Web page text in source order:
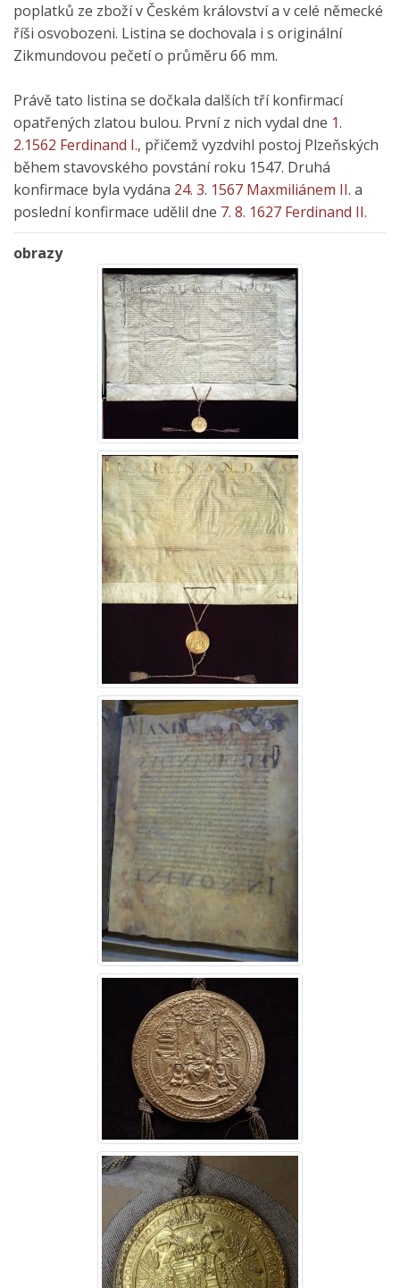
poplatků ze zboží v Českém království a v celé německé
říši osvobozeni. Listina se dochovala i s originální
Zikmundovou pečetí o průměru 66 mm.
Právě tato listina se dočkala dalších tří konfirmací
opatřených zlatou bulou. První z nich vydal dne 1.
2.1562 Ferdinand I., přičemž vyzdvihl postoj Plzeňských
během stavovského povstání roku 1547. Druhá
konfirmace byla vydána 24. 3. 1567 Maxmiliánem II. a
poslední konfirmace udělil dne 7. 8. 1627 Ferdinand II.
obrazy